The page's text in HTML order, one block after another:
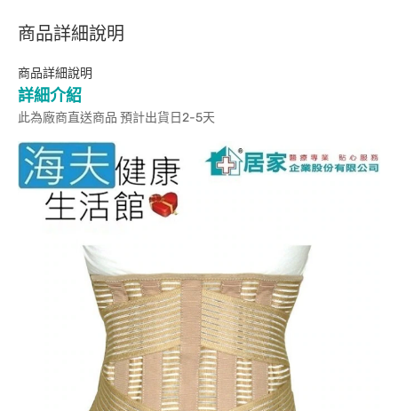
商品詳細說明
商品詳細說明
詳細介紹
此為廠商直送商品 預計出貨日2-5天